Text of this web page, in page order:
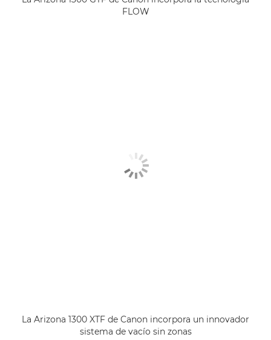
FLOW
La Arizona 1300 XTF de Canon incorpora un innovador
sistema de vacío sin zonas